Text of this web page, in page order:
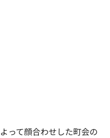
って顔合わせした町会の